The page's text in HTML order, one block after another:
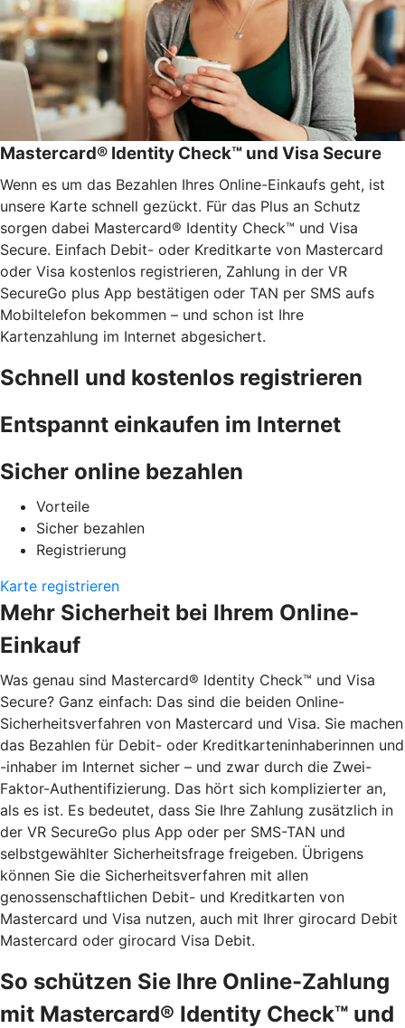
Mastercard® Identity Check™ und Visa Secure
Wenn es um das Bezahlen Ihres Online-Einkaufs geht, ist
unsere Karte schnell gezückt. Für das Plus an Schutz
sorgen dabei Mastercard® Identity Check™ und Visa
Secure. Einfach Debit- oder Kreditkarte von Mastercard
oder Visa kostenlos registrieren, Zahlung in der VR
SecureGo plus App bestätigen oder TAN per SMS aufs
Mobiltelefon bekommen – und schon ist Ihre
Kartenzahlung im Internet abgesichert.
Schnell und kostenlos registrieren
Entspannt einkaufen im Internet
Sicher online bezahlen
Vorteile
Sicher bezahlen
Registrierung
Karte registrieren
Mehr Sicherheit bei Ihrem Online-
Einkauf
Was genau sind Mastercard® Identity Check™ und Visa
Secure? Ganz einfach: Das sind die beiden Online-
Sicherheitsverfahren von Mastercard und Visa. Sie machen
das Bezahlen für Debit- oder Kreditkarteninhaberinnen und
-inhaber im Internet sicher – und zwar durch die Zwei-
Faktor-Authentifizierung. Das hört sich komplizierter an,
als es ist. Es bedeutet, dass Sie Ihre Zahlung zusätzlich in
der VR SecureGo plus App oder per SMS-TAN und
selbstgewählter Sicherheitsfrage freigeben. Übrigens
können Sie die Sicherheitsverfahren mit allen
genossenschaftlichen Debit- und Kreditkarten von
Mastercard und Visa nutzen, auch mit Ihrer girocard Debit
Mastercard oder girocard Visa Debit.
So schützen Sie Ihre Online-Zahlung
mit Mastercard® Identity Check™ und